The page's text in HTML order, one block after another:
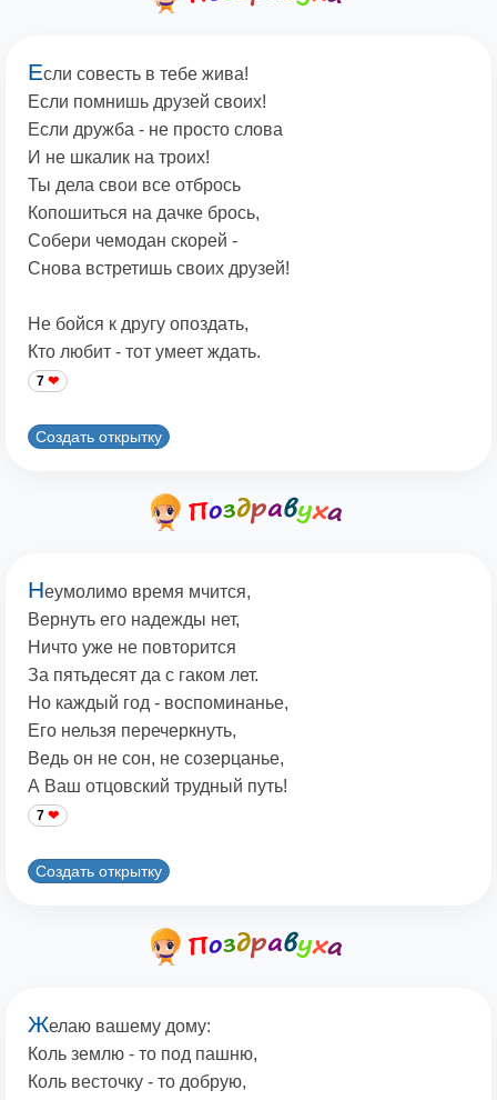
Если совесть в тебе жива!
Если помнишь друзей своих!
Если дружба - не просто слова
И не шкалик на троих!
Ты дела свои все отбрось
Копошиться на дачке брось,
Собери чемодан скорей -
Снова встретишь своих друзей!
Не бойся к другу опоздать,
Кто любит - тот умеет ждать.
7
Создать открытку
Неумолимо время мчится,
Вернуть его надежды нет,
Ничто уже не повторится
За пятьдесят да с гаком лет.
Но каждый год - воспоминанье,
Его нельзя перечеркнуть,
Ведь он не сон, не созерцанье,
А Ваш отцовский трудный путь!
7
Создать открытку
Желаю вашему дому:
Коль землю - то под пашню,
Коль весточку - то добрую,